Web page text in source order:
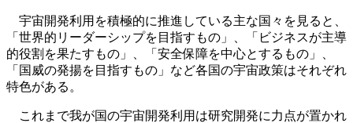
宇宙開発利用を積極的に推進している主な国々を見ると、
「世界的リーダーシップを目指すもの」、「ビジネスが主導
的役割を果たすもの」、「安全保障を中心とするもの」、
「国威の発揚を目指すもの」など各国の宇宙政策はそれぞれ
特色がある。
これまで我が国の宇宙開発利用は研究開発に力点が置かれ